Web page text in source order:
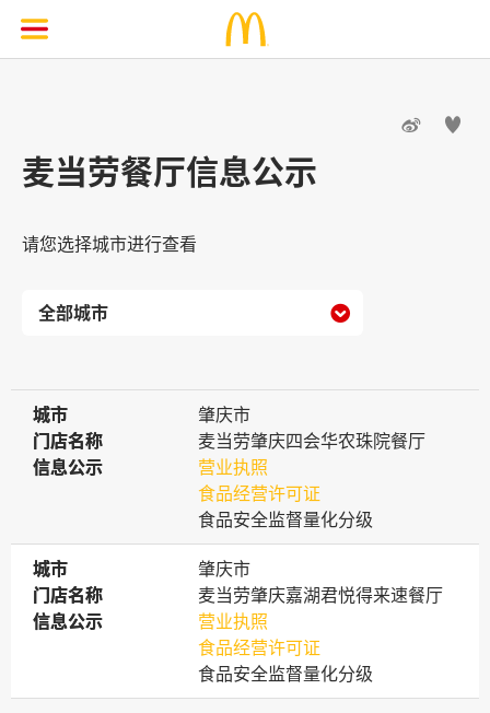
 
麦当劳餐厅信息公示
请您选择城市进行查看

城市
城市
肇庆市
门店名称
门店名称
麦当劳肇庆四会华农珠院餐厅
信息公示
信息公示
营业执照
食品经营许可证
食品安全监督量化分级
城市
城市
肇庆市
门店名称
门店名称
麦当劳肇庆嘉湖君悦得来速餐厅
信息公示
信息公示
营业执照
食品经营许可证
食品安全监督量化分级